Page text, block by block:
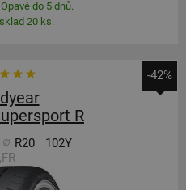
do 5 dnů.
20 ks.
-42%
R
R20
102Y